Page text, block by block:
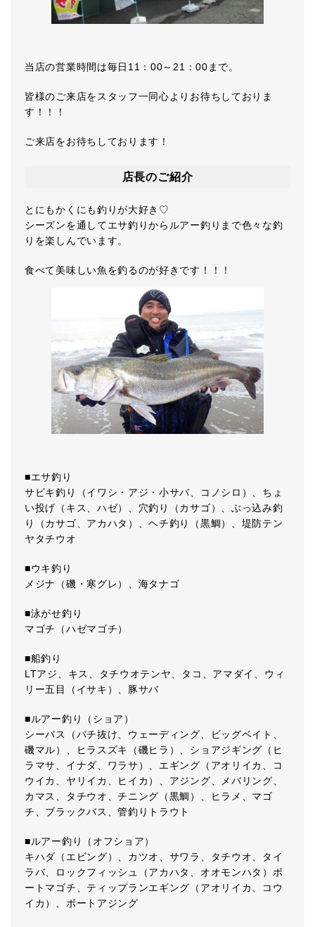
当店の営業時間は毎日11：00～21：00まで。
皆様のご来店をスタッフ一同心よりお待ちしておりま
す！！！
ご来店をお待ちしております！
店長のご紹介
とにもかくにも釣りが大好き♡
シーズンを通してエサ釣りからルアー釣りまで色々な釣
りを楽しんでいます。
食べて美味しい魚を釣るのが好きです！！！
■エサ釣り
サビキ釣り（イワシ・アジ・小サバ、コノシロ）、ちょ
い投げ（キス、ハゼ）、穴釣り（カサゴ）、ぶっ込み釣
り（カサゴ、アカハタ）、ヘチ釣り（黒鯛）、堤防テン
ヤタチウオ
■ウキ釣り
メジナ（磯・寒グレ）、海タナゴ
■泳がせ釣り
マゴチ（ハゼマゴチ）
■船釣り
LTアジ、キス、タチウオテンヤ、タコ、アマダイ、ウィ
リー五目（イサキ）、豚サバ
■ルアー釣り（ショア）
シーバス（バチ抜け、ウェーディング、ビッグベイト、
磯マル）、ヒラスズキ（磯ヒラ）、ショアジギング（ヒ
ラマサ、イナダ、ワラサ）、エギング（アオリイカ、コ
ウイカ、ヤリイカ、ヒイカ）、アジング、メバリング、
カマス、タチウオ、チニング（黒鯛）、ヒラメ、マゴ
チ、ブラックバス、管釣りトラウト
■ルアー釣り（オフショア）
キハダ（エビング）、カツオ、サワラ、タチウオ、タイ
ラバ、ロックフィッシュ（アカハタ、オオモンハタ）ボ
ートマゴチ、ティップランエギング（アオリイカ、コウ
イカ）、ボートアジング